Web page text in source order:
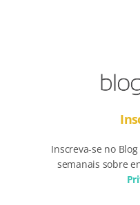
Inscreva-se no
semanais sobre